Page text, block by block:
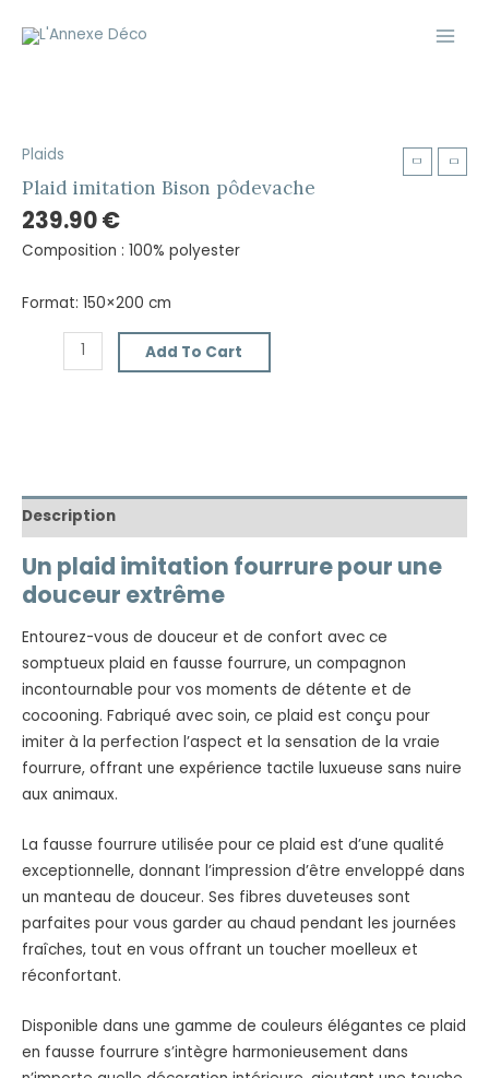
Plaids
Plaid imitation Bison pôdevache
239.90€
Composition : 100% polyester
Format: 150×200 cm
Plaid
imitation
Bison
quantity
Add To Cart
Description
Un plaid imitation fourrure pour une
douceur extrême
Entourez-vous de douceur et de confort avec ce
somptueux plaid en fausse fourrure, un compagnon
incontournable pour vos moments de détente et de
cocooning. Fabriqué avec soin, ce plaid est conçu pour
imiter à la perfection l’aspect et la sensation de la vraie
fourrure, offrant une expérience tactile luxueuse sans nuire
aux animaux.
La fausse fourrure utilisée pour ce plaid est d’une qualité
exceptionnelle, donnant l’impression d’être enveloppé dans
un manteau de douceur. Ses fibres duveteuses sont
parfaites pour vous garder au chaud pendant les journées
fraîches, tout en vous offrant un toucher moelleux et
réconfortant.
Disponible dans une gamme de couleurs élégantes ce plaid
en fausse fourrure s’intègre harmonieusement dans